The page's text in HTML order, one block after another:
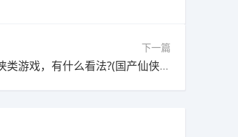
下一篇
下一篇：大家对国产的仙侠类游戏，有什么看法?(国产仙侠小说)